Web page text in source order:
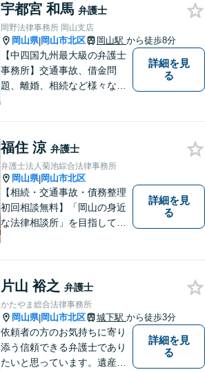
んなささいなことでも構いま
せん。お気軽にご相談くださ
い。【土曜日も受付可能】
【専用駐車場あり】
宇都宮 和馬 弁護士
岡野法律事務所 岡山支店
岡山県|岡山市北区 岡山駅 から徒歩8分
【中四国九州最大級の弁護士
事務所】交通事故、借金問
題、離婚、相続など様々な問
い！
詳細を見
る
福住 涼 弁護士
弁護士法人菊池綜合法律事務所
岡山県|岡山市北区
【相続・交通事故・債務整理
初回相談無料】「岡山の身近
な法律相談所」を目指してい
んなささいなことでも構いま
せん。お気軽にご相談くださ
い。【土曜日も受付可能】
【専用駐車場あり】
詳細を見
る
片山 裕之 弁護士
かたやま総合法律事務所
岡山県|岡山市北区 城下駅 から徒歩3分
依頼者の方のお気持ちに寄り
添う信頼できる弁護士であり
たいと思っています。遺産分
詳細を見
る